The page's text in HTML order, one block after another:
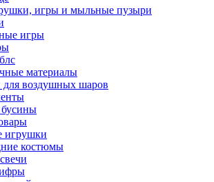
игры и мыльные пузыри
игры
материалы
для воздушных шаров
игрушки
костюмы